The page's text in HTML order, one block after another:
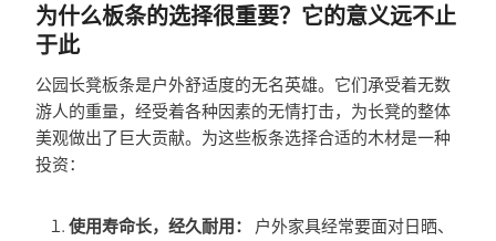
为什么板条的选择很重要？它的意义远不止
于此
公园长凳板条是户外舒适度的无名英雄。它们承受着无数
游人的重量，经受着各种因素的无情打击，为长凳的整体
美观做出了巨大贡献。为这些板条选择合适的木材是一种
投资：
使用寿命长，经久耐用：
户外家具经常要面对日晒、